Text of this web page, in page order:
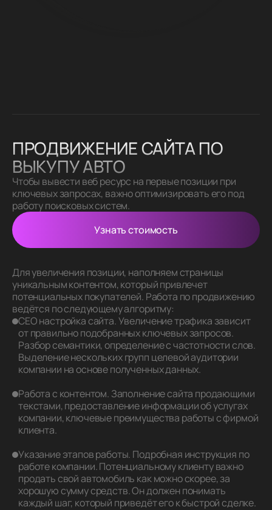
ПРОДВИЖЕНИЕ САЙТА ПО
ВЫКУПУ АВТО
Чтобы вывести веб ресурс на первые позиции при
ключевых запросах, важно оптимизировать его под
работу поисковых систем.
Узнать стоимость
Для увеличения позиции, наполняем страницы
уникальным контентом, который привлечет
потенциальных покупателей. Работа по продвижению
ведётся по следующему алгоритму:
СЕО настройка сайта. Увеличение трафика зависит
от правильно подобранных ключевых запросов.
Разбор семантики, определение с частотности слов.
Выделение нескольких групп целевой аудитории
компании на основе полученных данных.
Работа с контентом. Заполнение сайта продающими
текстами, предоставление информации об услугах
компании, ключевые преимущества работы с фирмой
клиента.
Указание этапов работы. Подробная инструкция по
работе компании. Потенциальному клиенту важно
продать свой автомобиль как можно скорее, за
хорошую сумму средств. Он должен понимать
каждый шаг, который приведёт его к быстрой сделке.